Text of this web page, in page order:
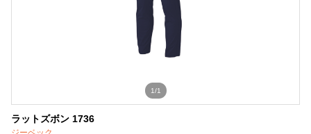
1/1
ラットズボン 1736